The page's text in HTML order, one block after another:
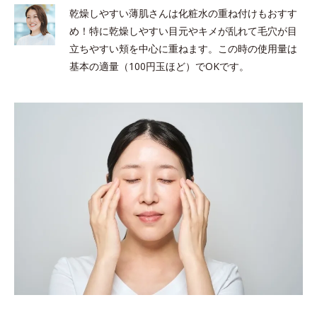
乾燥しやすい薄肌さんは化粧水の重ね付けもおすす
め！特に乾燥しやすい目元やキメが乱れて毛穴が目
立ちやすい頬を中心に重ねます。この時の使用量は
基本の適量（100円玉ほど）でOKです。